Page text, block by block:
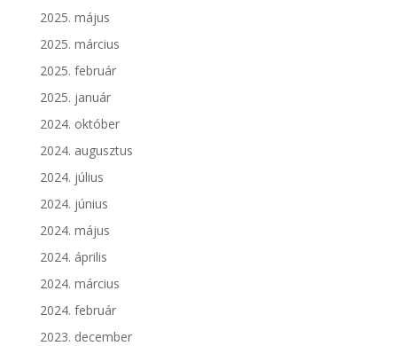
2025. május
2025. március
2025. február
2025. január
2024. október
2024. augusztus
2024. július
2024. június
2024. május
2024. április
2024. március
2024. február
2023. december